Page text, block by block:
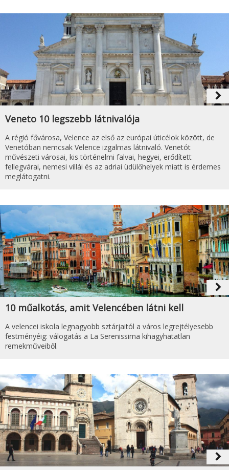
navigate_next
Veneto 10 legszebb látnivalója
A régió fővárosa, Velence az első az európai úticélok között, de
Venetóban nemcsak Velence izgalmas látnivaló. Venetót
művészeti városai, kis történelmi falvai, hegyei, erődített
fellegvárai, nemesi villái és az adriai üdülőhelyek miatt is érdemes
meglátogatni.
navigate_next
10 műalkotás, amit Velencében látni kell
A velencei iskola legnagyobb sztárjaitól a város legrejtélyesebb
festményéig: válogatás a La Serenissima kihagyhatatlan
remekműveiből.
navigate_next